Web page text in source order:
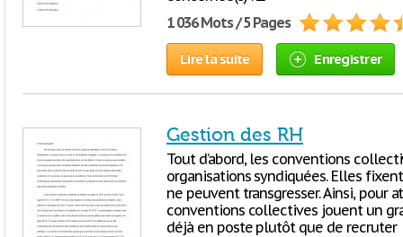
1 036 Mots / 5 Pages
Lire la suite Enregistrer
Gestion des RH
Tout d’abord, les conventions
organisations syndiquées. Elles
ne peuvent transgresser. Ainsi, pour
conventions collectives jouent un
déjà en poste plutôt que de recruter